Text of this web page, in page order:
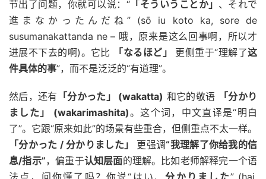
节出了问题，你就可以说：“「そういうことか」 、それで
進まなかったんだね” (sō iu koto ka, sore de
susumanakattanda ne – 哦，原来是这么回事啊，所以才
进展不下去的啊)。它比
「なるほど」 更侧重于“理解了这
件具体的事”，而不是泛泛的“有道理”。
然后，还有 「分かった」 (wakatta) 和它的敬语
「分かり
ました」 (wakarimashita)。这个词，中文直译是“明白
了”。它跟“原来如此”的场景有些重合，但侧重点不太一样。
「分かった / 分かりました」
更强调“我理解了你给我的信
息/指示”，偏重于认知层面的理解。比如老师解释完一个语
法点，问你懂了吗？你说“はい、分かりました” (hai,